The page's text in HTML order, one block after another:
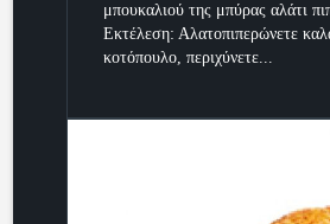
μπουκαλιού της μπύρας αλάτι
Εκτέλεση: Αλατοπιπερώνετε
κοτόπουλο, περιχύνετε...